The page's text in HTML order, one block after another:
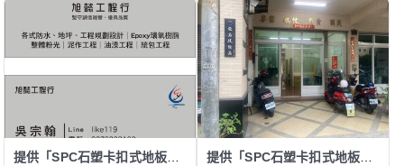
提供「SPC石塑卡扣式地板」服務 提供「SPC石塑卡扣式地板」服務